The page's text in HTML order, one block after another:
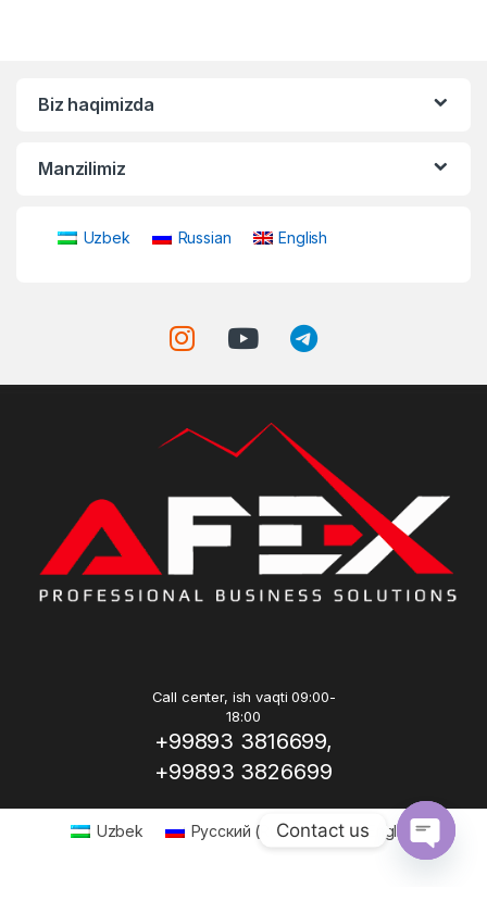
Biz haqimizda
Manzilimiz
Uzbek Russian English
Call center, ish vaqti 09:00-
18:00
+99893 3816699,
+99893 3826699
Uzbek Русский ( Russian) English
Contact us